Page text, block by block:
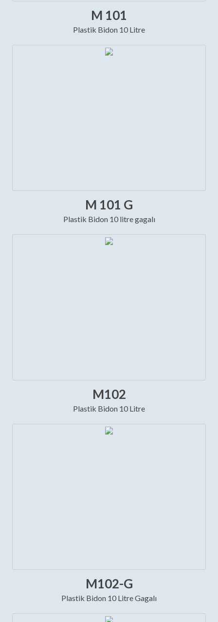
M 101
Plastik Bidon 10 Litre
M 101 G
Plastik Bidon 10 litre gagalı
M102
Plastik Bidon 10 Litre
M102-G
Plastik Bidon 10 Litre Gagalı